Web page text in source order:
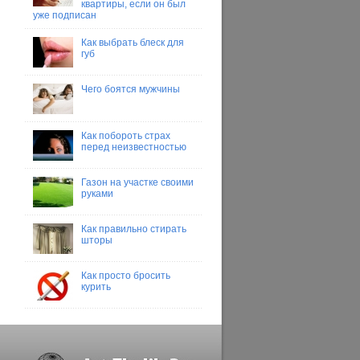
квартиры, если он был
уже подписан
Как выбрать блеск для
губ
Чего боятся мужчины
Как побороть страх
перед неизвестностью
Газон на участке своими
руками
Как правильно стирать
шторы
Как просто бросить
курить